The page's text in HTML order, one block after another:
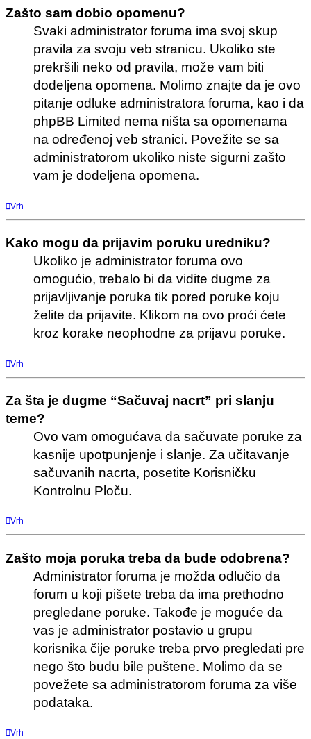
Zašto sam dobio opomenu?
Svaki administrator foruma ima svoj skup
pravila za svoju veb stranicu. Ukoliko ste
prekršili neko od pravila, može vam biti
dodeljena opomena. Molimo znajte da je ovo
pitanje odluke administratora foruma, kao i da
phpBB Limited nema ništa sa opomenama
na određenoj veb stranici. Povežite se sa
administratorom ukoliko niste sigurni zašto
vam je dodeljena opomena.
Vrh
Kako mogu da prijavim poruku uredniku?
Ukoliko je administrator foruma ovo
omogućio, trebalo bi da vidite dugme za
prijavljivanje poruka tik pored poruke koju
želite da prijavite. Klikom na ovo proći ćete
kroz korake neophodne za prijavu poruke.
Vrh
Za šta je dugme “Sačuvaj nacrt” pri slanju
teme?
Ovo vam omogućava da sačuvate poruke za
kasnije upotpunjenje i slanje. Za učitavanje
sačuvanih nacrta, posetite Korisničku
Kontrolnu Ploču.
Vrh
Zašto moja poruka treba da bude odobrena?
Administrator foruma je možda odlučio da
forum u koji pišete treba da ima prethodno
pregledane poruke. Takođe je moguće da
vas je administrator postavio u grupu
korisnika čije poruke treba prvo pregledati pre
nego što budu bile puštene. Molimo da se
povežete sa administratorom foruma za više
podataka.
Vrh